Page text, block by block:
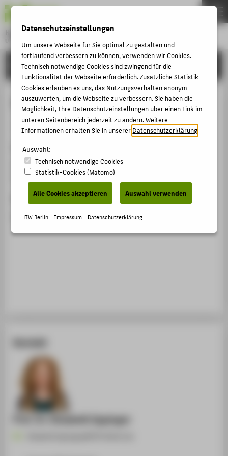
Hochschule für Technik und Wirtschaft Berlin
University of Applied Sciences
Menu
FORSCHUNG
IP, Innovation, and Sustainability
Veranstaltungsbeitrag › Podiumsdiskussion › 2023
Veranstaltung
CIP Forum
Stockholm, 02.10.2023 - 04.10.2023
Homepage
https://cip-net.com/cip-forum-2023/
Kontakt
Prof. Dr. Elisabeth Eppinger
THEMEN
HOCHSCHULE
CAMPUS
STUDIUM
LEHRE
KARRIERE
INTERNATIONAL
INFORMATIONEN FÜR
STUDIENINTERESSIERTE
Datenschutzeinstellungen
Um unsere Webseite für Sie optimal zu gestalten und
fortlaufend verbessern zu können, verwenden wir Cookies.
Technisch notwendige Cookies sind zwingend für die
Funktionalität der Webseite erforderlich. Zusätzliche Statistik-
Cookies erlauben es uns, das Nutzungsverhalten anonym
auszuwerten, um die Webseite zu verbessern. Sie haben die
Möglichkeit, Ihre Datenschutzeinstellungen über einen Link im
unteren Seitenbereich jederzeit zu ändern. Weitere
Informationen erhalten Sie in unsererDatenschutzerklärung
Auswahl:
Technisch notwendige Cookies
Statistik-Cookies (Matomo)
Alle Cookies akzeptieren Auswahl verwenden
HTW Berlin -Impressum- Datenschutzerklärung